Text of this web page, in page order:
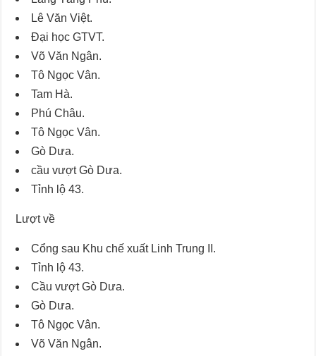
Lê Văn Việt.
Đại học GTVT.
Võ Văn Ngân.
Tô Ngọc Vân.
Tam Hà.
Phú Châu.
Tô Ngọc Vân.
Gò Dưa.
cầu vượt Gò Dưa.
Tỉnh lộ 43.
Lượt về
Cổng sau Khu chế xuất Linh Trung II.
Tỉnh lộ 43.
Cầu vượt Gò Dưa.
Gò Dưa.
Tô Ngọc Vân.
Võ Văn Ngân.